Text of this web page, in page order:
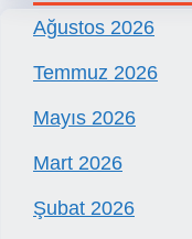
Ağustos 2026
Temmuz 2026
Mayıs 2026
Mart 2026
Şubat 2026